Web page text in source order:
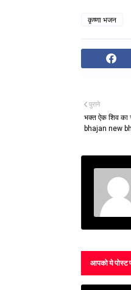
कृष्णा भजन
पुराने
भक्त ऐक शिव
bhajan new
आपको ये